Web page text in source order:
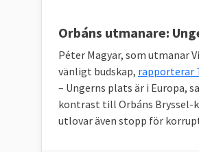
Orbáns utmanare:
Péter Magyar, som utmanar
vänligt budskap, rapporterar
– Ungerns plats är i Europa,
kontrast till Orbáns Bryssel-
utlovar även stopp för